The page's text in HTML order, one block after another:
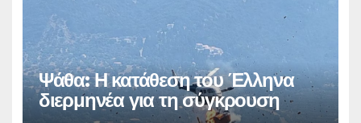
Ψάθα: Η κατάθεση του Έλληνα
διερμηνέα για τη σύγκρουση